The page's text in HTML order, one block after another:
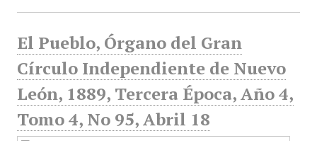
El Pueblo, Órgano del Gran
Círculo Independiente de Nuevo
León, 1889, Tercera Época, Año 4,
Tomo 4, No 95, Abril 18